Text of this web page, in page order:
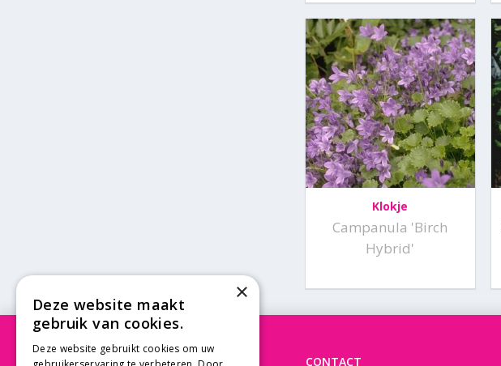
Klokje
Campanula 'Birch
Hybrid'
OPENINGSTIJDEN CONTACT
×
Deze website maakt
gebruik van cookies.
Deze website gebruikt cookies om uw